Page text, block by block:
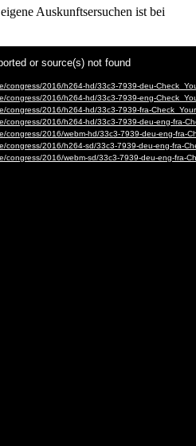
Auskunftsersuchen ist bei